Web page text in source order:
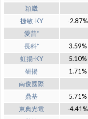
穎崴
捷敏-KY
-2.87%
愛普*
長科*
3.59%
虹揚-KY
5.10%
研揚
1.71%
南俊國際
鼎基
5.71%
東典光電
-4.41%